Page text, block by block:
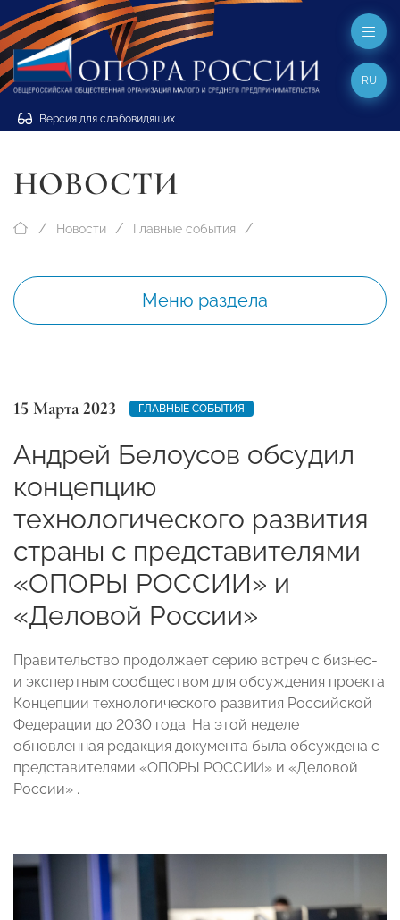
Версия для слабовидящих
RU
НОВОСТИ
Новости Главные события
Меню раздела
15 Марта 2023 ГЛАВНЫЕ СОБЫТИЯ
Андрей Белоусов обсудил
концепцию
технологического развития
страны с представителями
«ОПОРЫ РОССИИ» и
«Деловой России»
Правительство продолжает серию встреч с бизнес-
и экспертным сообществом для обсуждения проекта
Концепции технологического развития Российской
Федерации до 2030 года. На этой неделе
обновленная редакция документа была обсуждена с
представителями «ОПОРЫ РОССИИ» и «Деловой
России» .